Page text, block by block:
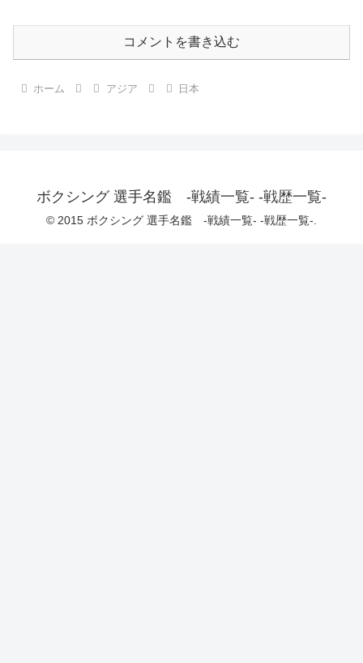
コメントを書き込む
ホーム アジア 日本
ボクシング 選手名鑑 -戦績一覧- -戦歴一覧-
© 2015 ボクシング 選手名鑑 -戦績一覧- -戦歴一覧-.